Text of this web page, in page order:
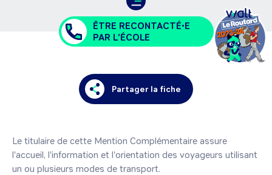
ÊTRE RECONTACTÉ•E
PAR L'ÉCOLE
Partager la fiche
Le titulaire de cette Mention Complémentaire assure
l'accueil, l'information et l'orientation des voyageurs utilisant
un ou plusieurs modes de transport.